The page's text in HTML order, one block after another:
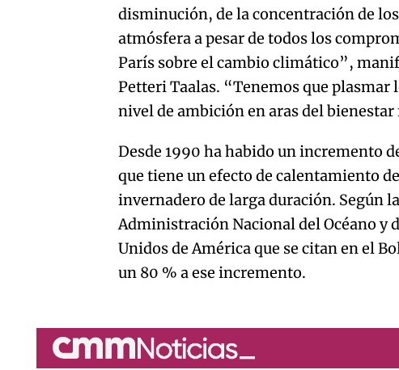
disminución, de la concentración de
atmósfera a pesar de todos los
París sobre el cambio climático”,
Petteri Taalas. “Tenemos que
nivel de ambición en aras del
Desde 1990 ha habido un incremento
que tiene un efecto de calentamiento
invernadero de larga duración. Según
Administración Nacional del Océano y
Unidos de América que se citan en el
un 80 % a ese incremento.